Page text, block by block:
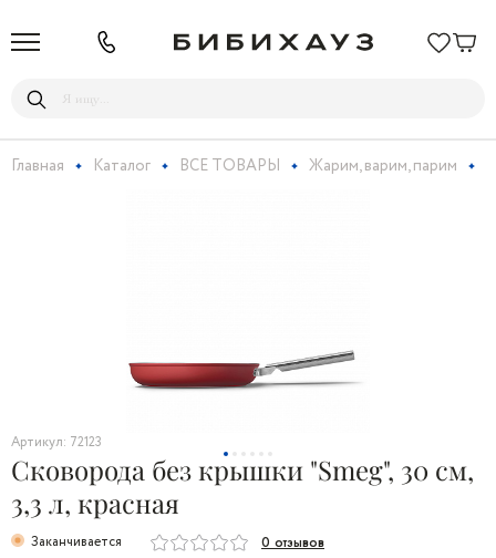
Главная Каталог ВСЕ ТОВАРЫ Жарим, варим, парим
Артикул: 72123
Сковорода без крышки "Smeg", 30 см,
3,3 л, красная
Заканчивается 0 отзывов